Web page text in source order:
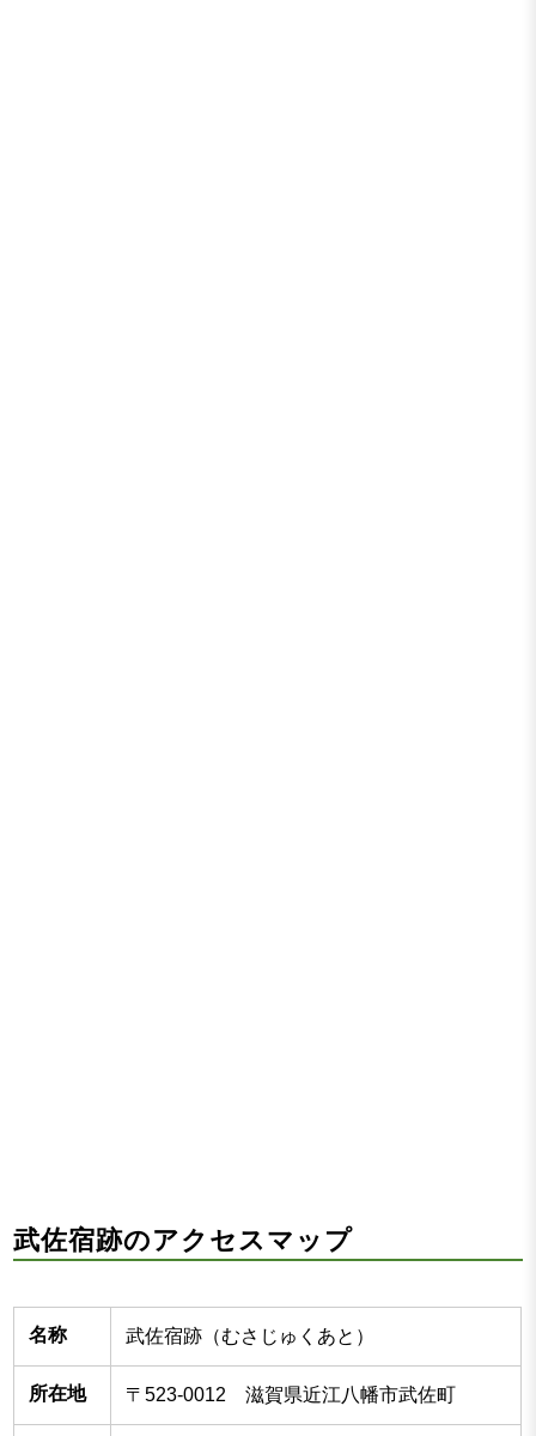
武佐宿跡のアクセスマップ
名称 武佐宿跡（むさじゅくあと）
所在地 〒523-0012 滋賀県近江八幡市武佐町